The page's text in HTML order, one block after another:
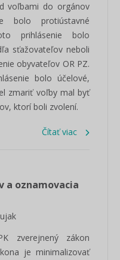
voľbami do orgánov
bolo protiústavné
prihlásenie bolo
sťažovateľov neboli
obyvateľov OR PZ.
bolo účelové,
zmariť voľby mal byť
ktorí boli zvolení.
Čítať viac
a oznamovacia
zverejnený zákon
je minimalizovať